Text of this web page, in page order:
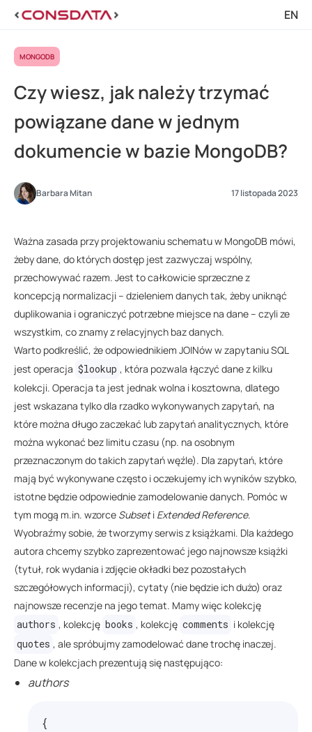
EN
MONGODB
Czy wiesz, jak należy trzymać
powiązane dane w jednym
dokumencie w bazie MongoDB?
Barbara Mitan 17 listopada 2023
Ważna zasada przy projektowaniu schematu w MongoDB mówi,
żeby dane, do których dostęp jest zazwyczaj wspólny,
przechowywać razem. Jest to całkowicie sprzeczne z
koncepcją normalizacji – dzieleniem danych tak, żeby uniknąć
duplikowania i ograniczyć potrzebne miejsce na dane – czyli ze
wszystkim, co znamy z relacyjnych baz danych.
Warto podkreślić, że odpowiednikiem JOINów w zapytaniu SQL
jest operacja $lookup , która pozwala łączyć dane z kilku
kolekcji. Operacja ta jest jednak wolna i kosztowna, dlatego
jest wskazana tylko dla rzadko wykonywanych zapytań, na
które można długo zaczekać lub zapytań analitycznych, które
można wykonać bez limitu czasu (np. na osobnym
przeznaczonym do takich zapytań węźle). Dla zapytań, które
mają być wykonywane często i oczekujemy ich wyników szybko,
istotne będzie odpowiednie zamodelowanie danych. Pomóc w
tym mogą m.in. wzorce Subseti Extended Reference.
Wyobraźmy sobie, że tworzymy serwis z książkami. Dla każdego
autora chcemy szybko zaprezentować jego najnowsze książki
(tytuł, rok wydania i zdjęcie okładki bez pozostałych
szczegółowych informacji), cytaty (nie będzie ich dużo) oraz
najnowsze recenzje na jego temat. Mamy więc kolekcję
authors , kolekcję books , kolekcję comments i kolekcję
quotes , ale spróbujmy zamodelować dane trochę inaczej.
Dane w kolekcjach prezentują się następująco:
authors
{